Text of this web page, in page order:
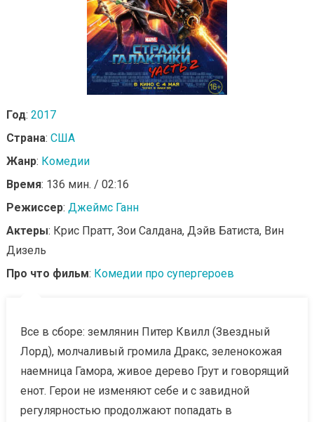
Год: 2017
Страна: США
Жанр: Комедии
Время: 136 мин. / 02:16
Режиссер: Джеймс Ганн
Актеры: Крис Пратт, Зои Салдана, Дэйв Батиста, Вин
Дизель
Про что фильм: Комедии про супергероев
Все в сборе: землянин Питер Квилл (Звездный
Лорд), молчаливый громила Дракс, зеленокожая
наемница Гамора, живое дерево Грут и говорящий
енот. Герои не изменяют себе и с завидной
регулярностью продолжают попадать в